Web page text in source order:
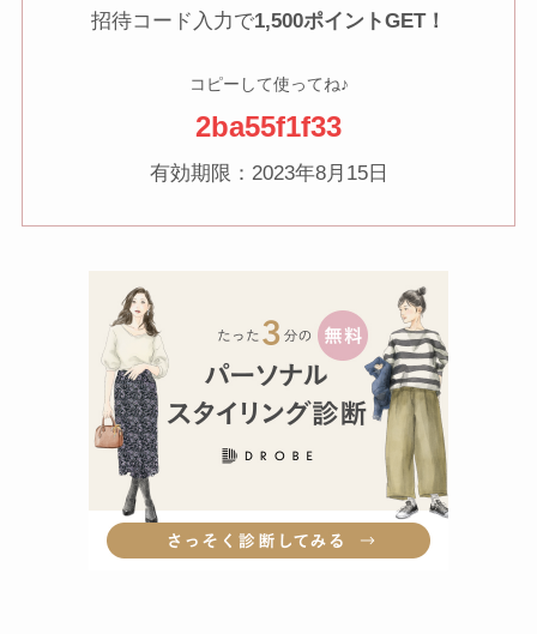
招待コード入力で1,500ポイントGET！
コピーして使ってね♪
2ba55f1f33
有効期限：2023年8月15日